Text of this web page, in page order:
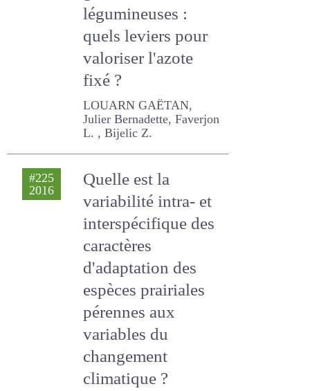
légumineuses :
quels leviers pour
valoriser l'azote
fixé ?
LOUARN GAËTAN, Julier
Bernadette, Faverjon L. ,
Bijelic Z.
#225
2016
Quelle est la
variabilité intra- et
interspécifique des
caractères
d'adaptation des
espèces prairiales
pérennes aux
variables du
changement
climatique ?